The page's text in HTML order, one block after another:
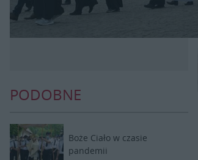
PODOBNE
Boże Ciało w czasie
pandemii